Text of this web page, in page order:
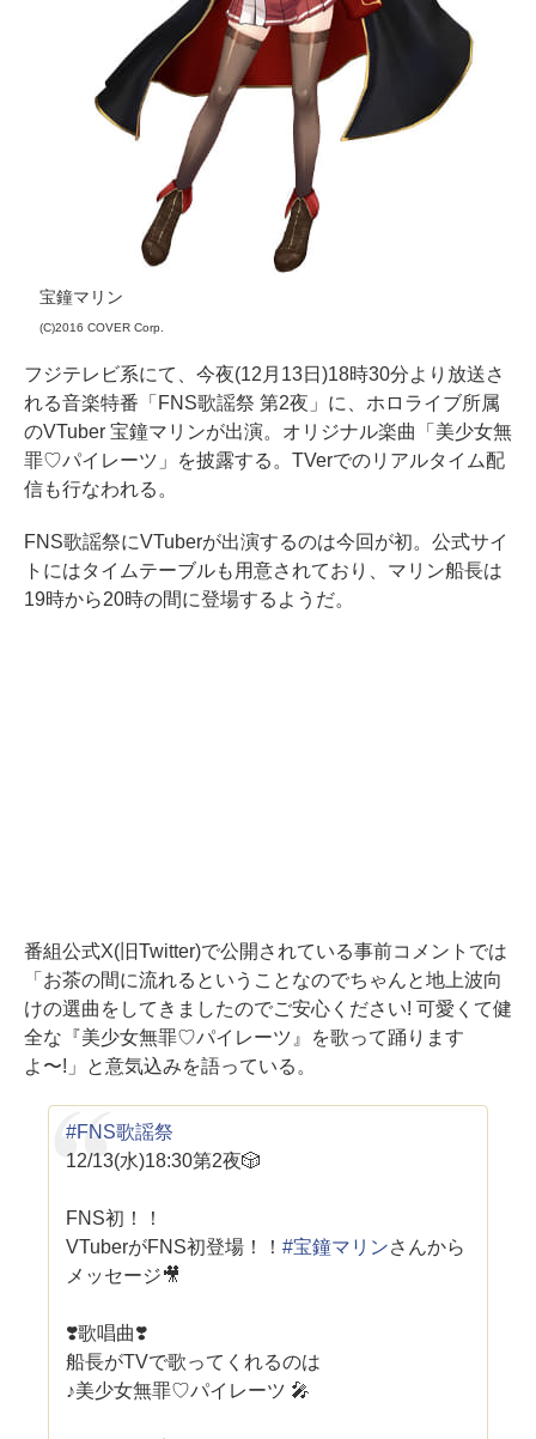
宝鐘マリン
(C)2016 COVER Corp.
フジテレビ系にて、今夜(12月13日)18時30分より放送さ
れる音楽特番「FNS歌謡祭 第2夜」に、ホロライブ所属
のVTuber 宝鐘マリンが出演。オリジナル楽曲「美少女無
罪♡パイレーツ」を披露する。TVerでのリアルタイム配
信も行なわれる。
FNS歌謡祭にVTuberが出演するのは今回が初。公式サイ
トにはタイムテーブルも用意されており、マリン船長は
19時から20時の間に登場するようだ。
番組公式X(旧Twitter)で公開されている事前コメントでは
「お茶の間に流れるということなのでちゃんと地上波向
けの選曲をしてきましたのでご安心ください! 可愛くて健
全な『美少女無罪♡パイレーツ』を歌って踊ります
よ〜!」と意気込みを語っている。
#FNS歌謡祭
12/13(水)18:30第2夜🎲
FNS初！！
VTuberがFNS初登場！！#宝鐘マリンさんから
メッセージ🎥
❣️歌唱曲❣️
船長がTVで歌ってくれるのは
♪美少女無罪♡パイレーツ 🎤